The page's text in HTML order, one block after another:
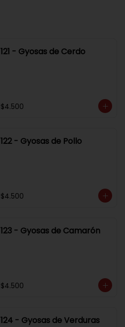
121 - Gyosas de Cerdo
$4.500
122 - Gyosas de Pollo
$4.500
123 - Gyosas de Camarón
$4.500
124 - Gyosas de Verduras